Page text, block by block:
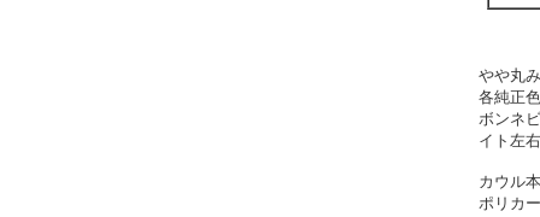
やや丸
各純正
ボンネ
イト左
カウル
ポリカ